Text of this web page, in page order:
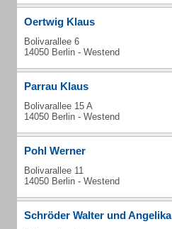
Oertwig Klaus
Bolivarallee 6
14050 Berlin - Westend
Parrau Klaus
Bolivarallee 15 A
14050 Berlin - Westend
Pohl Werner
Bolivarallee 11
14050 Berlin - Westend
Schröder Walter und Angelika